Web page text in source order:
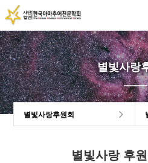
별빛사랑
별빛사랑후원회
별빛사랑 후